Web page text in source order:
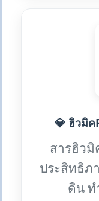
💎 ฮิวมิค
สารฮิว
ประสิทธิภ
ดิน ท